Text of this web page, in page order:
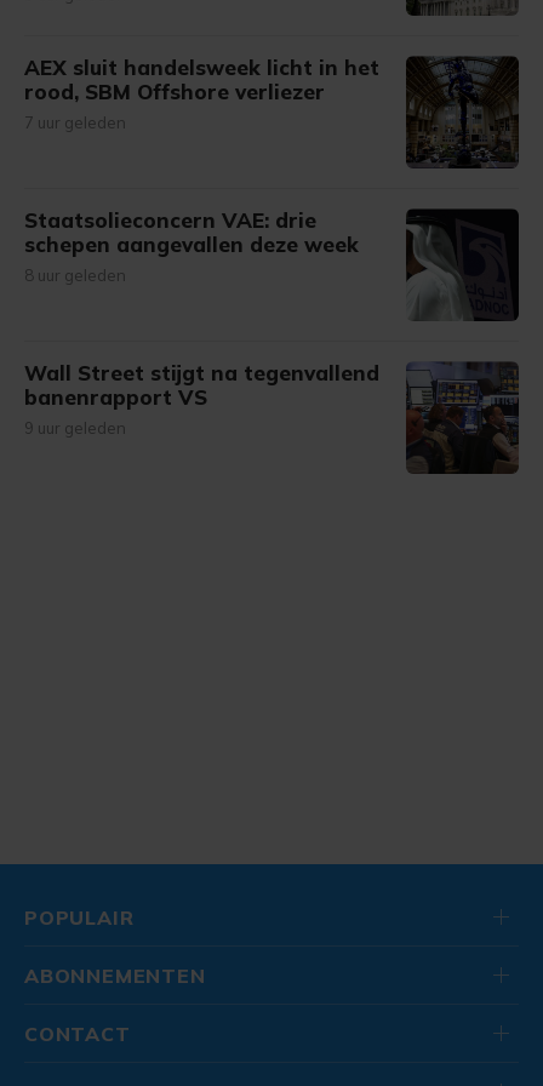
AEX sluit handelsweek licht in het
rood, SBM Offshore verliezer
7 uur geleden
Staatsolieconcern VAE: drie
schepen aangevallen deze week
8 uur geleden
Wall Street stijgt na tegenvallend
banenrapport VS
9 uur geleden
POPULAIR
ABONNEMENTEN
CONTACT